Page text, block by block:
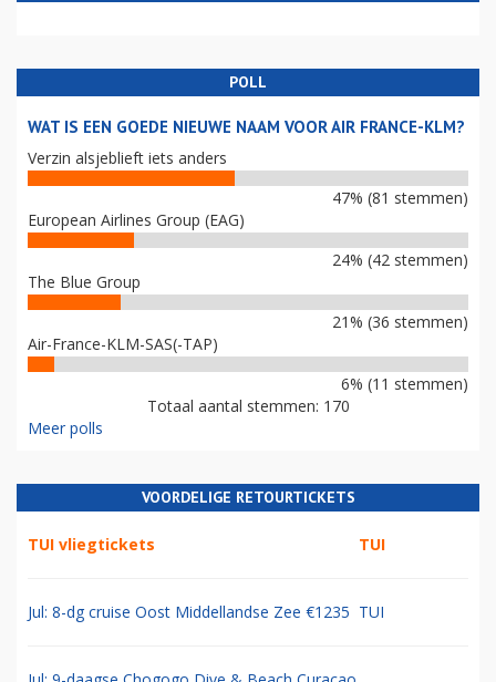
POLL
WAT IS EEN GOEDE NIEUWE NAAM VOOR AIR FRANCE-KLM?
Verzin alsjeblieft iets anders
47% (81 stemmen)
European Airlines Group (EAG)
24% (42 stemmen)
The Blue Group
21% (36 stemmen)
Air-France-KLM-SAS(-TAP)
6% (11 stemmen)
Totaal aantal stemmen: 170
Meer polls
VOORDELIGE RETOURTICKETS
TUI vliegtickets TUI
Jul: 8-dg cruise Oost Middellandse Zee €1235 TUI